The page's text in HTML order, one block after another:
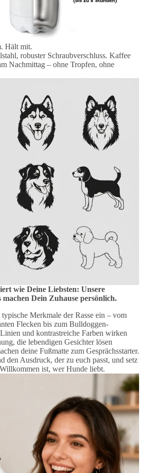
Hält mit.
robuster Schraubverschluss. Kaffee
Nachmittag – ohne Tropfen, ohne
wie Deine Liebsten: Unsere
machen Dein Zuhause persönlich.
Merkmale der Rasse ein – vom
Flecken bis zum Bulldoggen-
und kontrastreiche Farben wirken
die lebendigen Gesichter lösen
deine Fußmatte zum Gesprächsstarter.
den Ausdruck, der zu euch passt, und setz
ist, wer Hunde liebt.